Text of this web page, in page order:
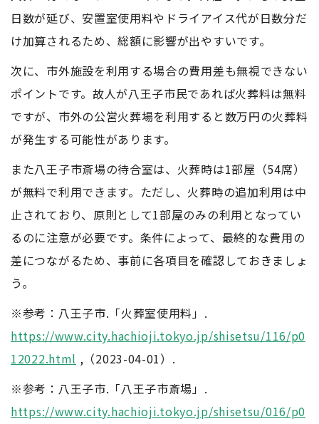
日数が延び、安置室使用料やドライアイス代が日数分だ
け加算されるため、総額に影響が出やすいです。
次に、市外施設を利用する場合の費用差も無視できない
ポイントです。故人が八王子市民であれば火葬料は無料
ですが、市外の公営火葬場を利用すると数万円の火葬料
が発生する可能性があります。
また八王子市斎場の待合室は、火葬時は1部屋（54席）
が無料で利用できます。ただし、火葬時の追加利用は中
止されており、原則として1部屋のみの利用となってい
るのに注意が必要です。条件によって、最終的な費用の
差につながるため、事前に各項目を確認しておきましょ
う。
※参考：八王子市.「火葬室使用料」.
https://www.city.hachioji.tokyo.jp/shisetsu/116/p0
12022.html ,（2023-04-01）.
※参考：八王子市.「八王子市斎場」.
https://www.city.hachioji.tokyo.jp/shisetsu/016/p0